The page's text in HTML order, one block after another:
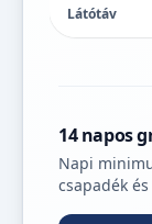
Látótáv
14 napos
Napi
csapadék